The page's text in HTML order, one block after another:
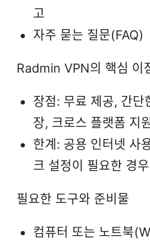
고
자주 묻는 질문(FAQ)
Radmin VPN의 핵심 이
장점: 무료 제공, 간단
장, 크로스 플랫폼 지
한계: 공용 인터넷 사
크 설정이 필요한 경
필요한 도구와 준비물
컴퓨터 또는 노트북